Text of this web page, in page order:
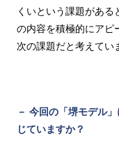
くいという課題があ
の内容を積極的にアピ
次の課題だと考えてい
－ 今回の「堺モデル
じていますか？